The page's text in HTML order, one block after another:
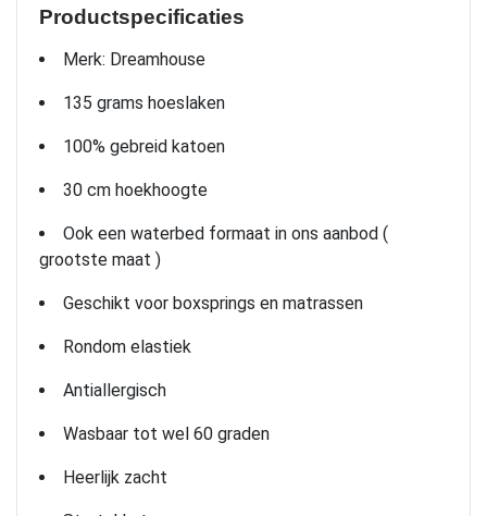
Productspecificaties
Merk: Dreamhouse
135 grams hoeslaken
100% gebreid katoen
30 cm hoekhoogte
Ook een waterbed formaat in ons aanbod (
grootste maat )
Geschikt voor boxsprings en matrassen
Rondom elastiek
Antiallergisch
Wasbaar tot wel 60 graden
Heerlijk zacht